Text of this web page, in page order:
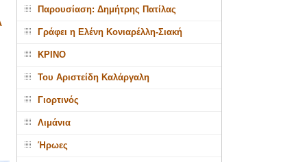
Παρουσίαση: Δημήτρης Πατίλας
Γράφει η Ελένη Κονιαρέλλη-Σιακή
ΚΡΙΝΟ
Του Αριστείδη Καλάργαλη
Γιορτινός
Λιμάνια
Ήρωες